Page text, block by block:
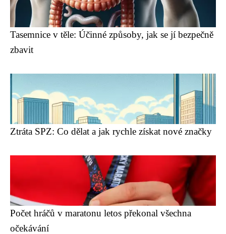
Tasemnice v těle: Účinné způsoby, jak se jí bezpečně
zbavit
Ztráta SPZ: Co dělat a jak rychle získat nové značky
Počet hráčů v maratonu letos překonal všechna
očekávání